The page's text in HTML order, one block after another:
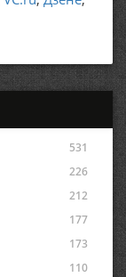
531
226
212
177
173
110